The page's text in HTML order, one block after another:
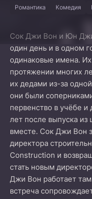
Романтика
Комедия
Сок Джи Вон и Юн
один день и в одном
одинаковые имена.
протяжении многих
их дедами из-за
они были
первенство в учёбе и
лет после выпуска из
вместе. Сок Джи Вон
директора
Construction и
стать новым
Джи Вон работает
встреча